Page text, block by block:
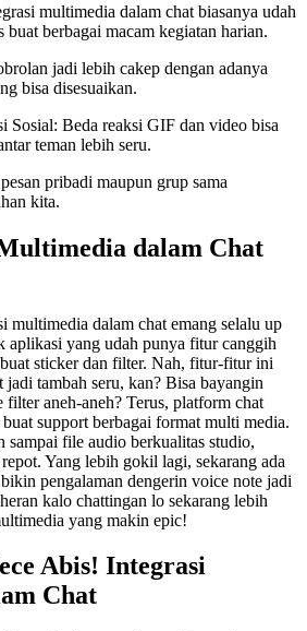
multimedia dalam chat biasanya udah
buat berbagai macam kegiatan harian.
jadi lebih cakep dengan adanya
bisa disesuaikan.
Sosial: Beda reaksi GIF dan video bisa
teman lebih seru.
pribadi maupun grup sama
kita.
dalam Chat
multimedia dalam chat emang selalu up
aplikasi yang udah punya fitur canggih
sticker dan filter. Nah, fitur-fitur ini
tambah seru, kan? Bisa bayangin
filter aneh-aneh? Terus, platform chat
support berbagai format multi media.
file audio berkualitas studio,
Yang lebih gokil lagi, sekarang ada
pengalaman dengerin voice note jadi
kalo chattingan lo sekarang lebih
yang makin epic!
Abis! Integrasi
Chat